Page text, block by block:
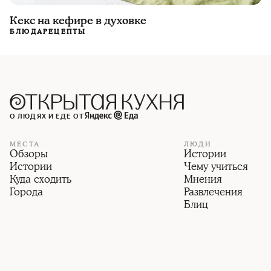
Кекс на кефире в духовке
БЛЮДАРЕЦЕПТЫ
О ЛЮДЯХ И ЕДЕ ОТ
МЕСТА
Обзоры
Истории
Куда сходить
Города
ЛЮДИ
Истории
Чему учиться
Мнения
Развлечения
Блиц